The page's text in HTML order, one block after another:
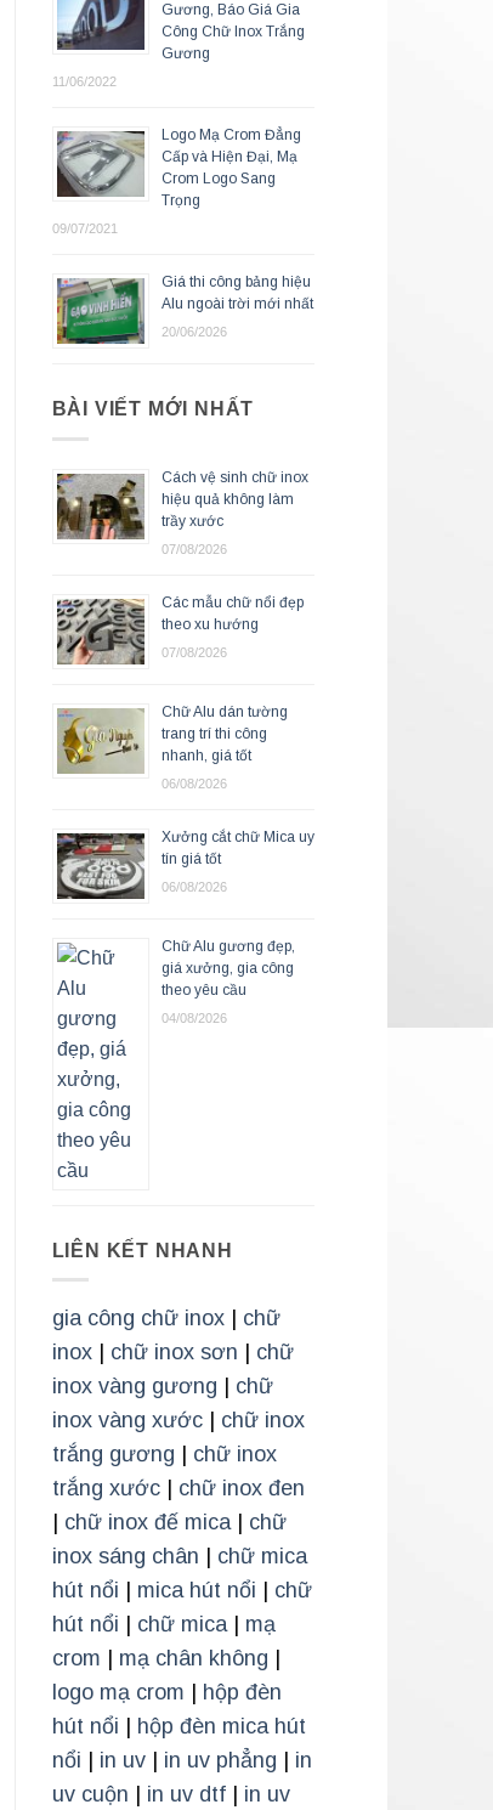
Gương, Báo Giá Gia
Công Chữ Inox Trắng
Gương
11/06/2022
Logo Mạ Crom Đẳng
Cấp và Hiện Đại, Mạ
Crom Logo Sang
Trọng
09/07/2021
Giá thi công bảng hiệu
Alu ngoài trời mới nhất
20/06/2026
BÀI VIẾT MỚI NHẤT
Cách vệ sinh chữ inox
hiệu quả không làm
trầy xước
07/08/2026
Các mẫu chữ nổi đẹp
theo xu hướng
07/08/2026
Chữ Alu dán tường
trang trí thi công
nhanh, giá tốt
06/08/2026
Xưởng cắt chữ Mica uy
tín giá tốt
06/08/2026
Chữ Alu gương đẹp,
giá xưởng, gia công
theo yêu cầu
04/08/2026
LIÊN KẾT NHANH
gia công chữ inox| chữ
inox| chữ inox sơn
chữ
inox vàng gương
chữ
inox vàng xước| chữ inox
trắng gương
chữ inox
trắng xước| chữ inox đen
chữ inox đế mica| chữ
inox sáng chân
chữ mica
hút nổi
mica hút nổi
chữ
hút nổi
chữ mica| mạ
crom
mạ chân không
logo mạ crom
hộp đèn
hút nổi
hộp đèn mica hút
nổi
in uv| in uv phẳng
in
uv cuộn
in uv dtf| in uv